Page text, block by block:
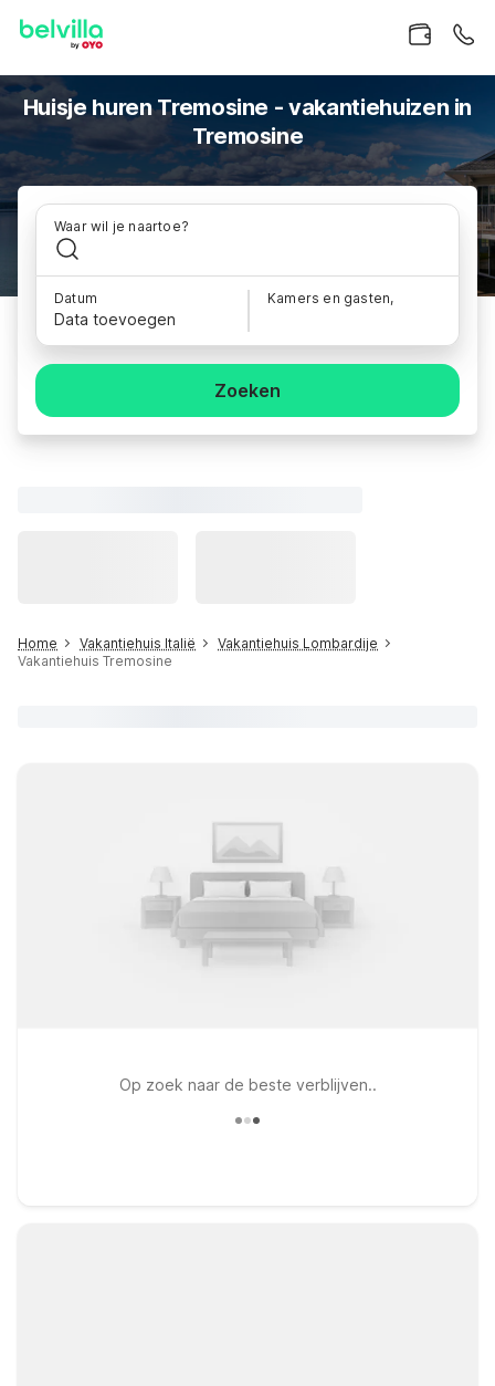
Huisje huren Tremosine - vakantiehuizen in
Tremosine
Waar wil je naartoe?
Datum
Data toevoegen
Kamers en gasten,
Zoeken
Home Vakantiehuis Italië
Vakantiehuis Lombardije
Vakantiehuis Tremosine
Op zoek naar de beste verblijven..